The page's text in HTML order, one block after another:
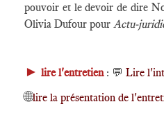
pouvoir et le devoir de dire
Olivia Dufour pour Actu-
► lire l'entretien : 💬 Lire
🌐lire la présentation de